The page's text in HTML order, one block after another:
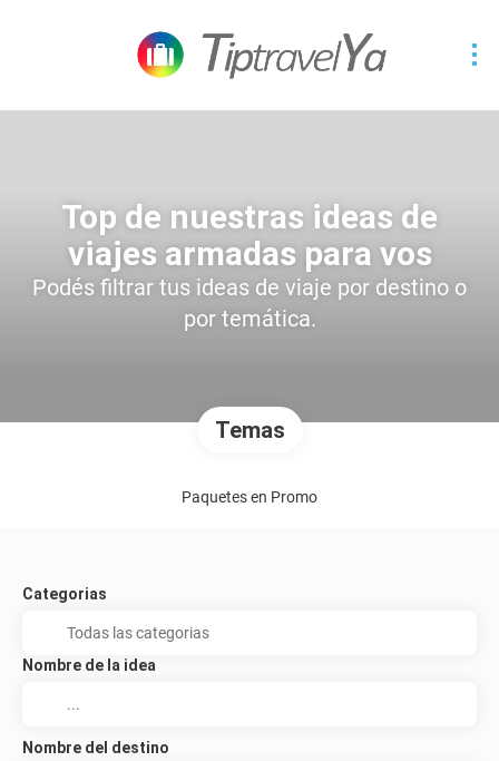
Top de nuestras ideas de
viajes armadas para vos
Podés filtrar tus ideas de viaje por destino o
por temática.
Temas
Paquetes en Promo
Categorias
Nombre de la idea
Nombre del destino